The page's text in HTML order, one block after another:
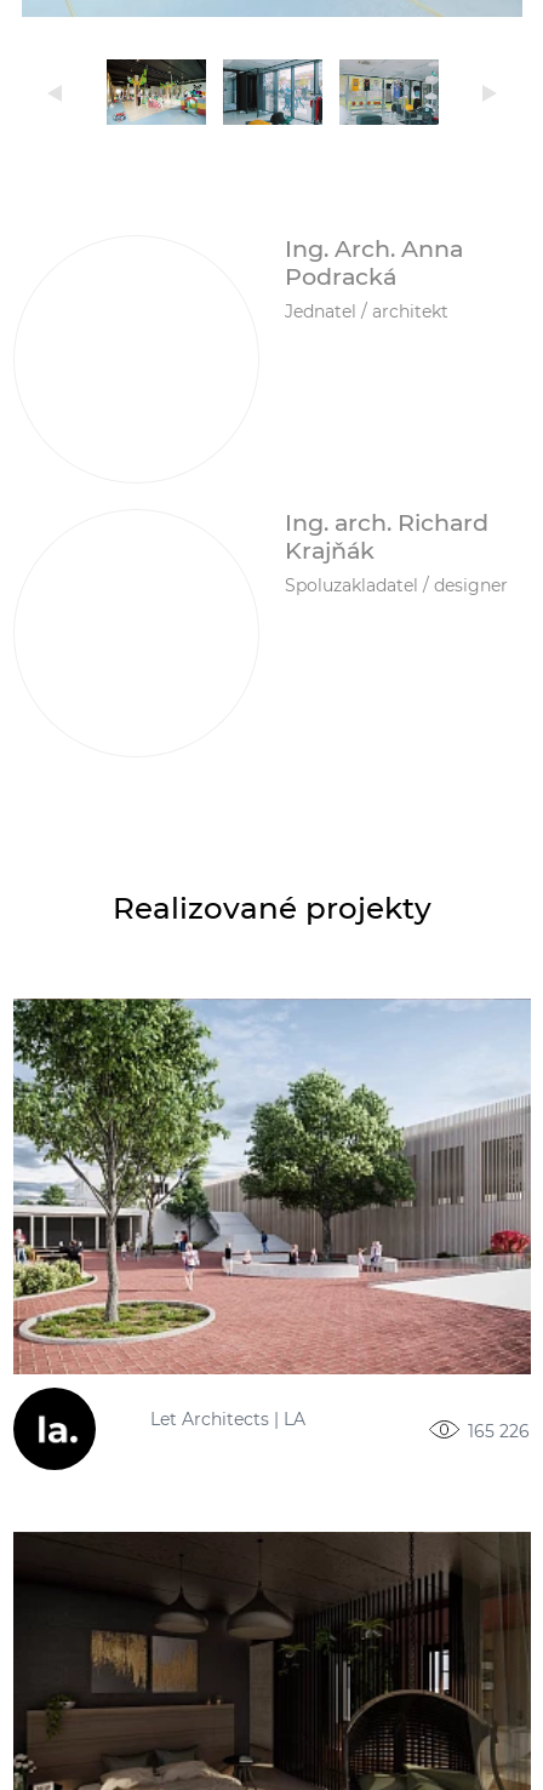
Ing. Arch. Anna
Podracká
Jednatel / architekt
Ing. arch. Richard
Krajňák
Spoluzakladatel / designer
Realizované projekty
Let Architects | LA
165 226